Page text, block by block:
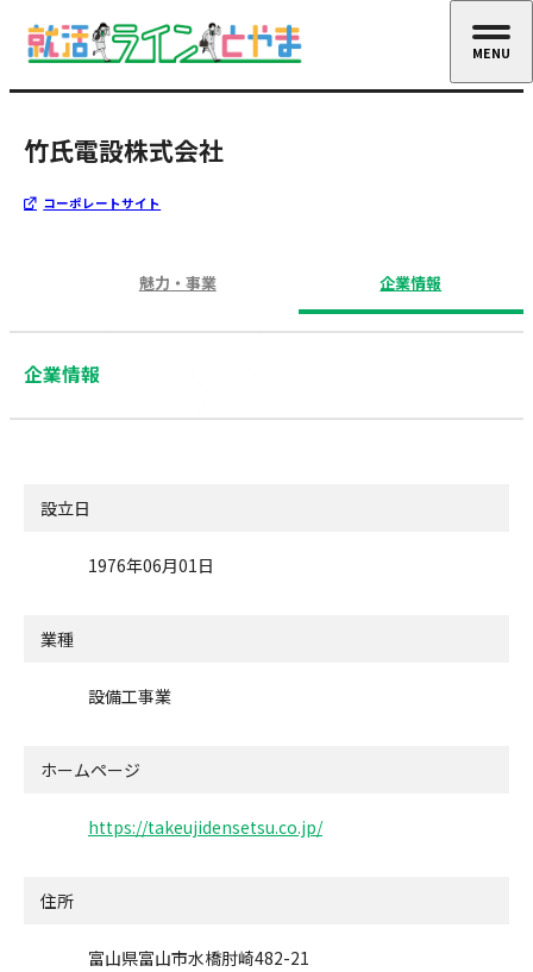
竹氏電設株式会社
コーポレートサイト
魅力・事業 企業情報
企業情報
設立日
1976年06月01日
業種
設備工事業
ホームページ
https://takeujidensetsu.co.jp/
住所
富山県富山市水橋肘崎482-21
MENU